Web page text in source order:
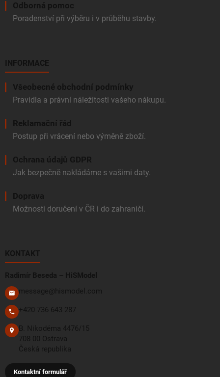
Odborná pomoc
Poradenství při výběru i v průběhu stavby.
INFORMACE
Všeobecné obchodní podmínky
Pravidla a právní náležitosti vašeho nákupu.
Reklamační řád
Postup při vrácení nebo výměně zboží.
Ochrana údajů GDPR
Jak bezpečně nakládáme s vašimi daty.
Doprava
Možnosti doručení v ČR i do zahraničí.
KONTAKT
Radimír Beseda – HiSModel
message@hismodel.com
+420 736 643 287
B. Nikodéma 4476/15
708 00 Ostrava
Česká republika
Kontaktní formulář